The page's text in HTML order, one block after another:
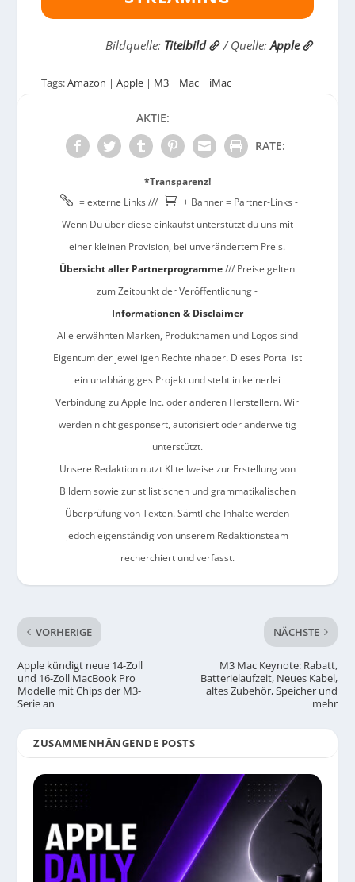
Bildquelle: Titelbild / Quelle:Apple
Tags:Amazon |Apple | M3 | Mac | iMac
AKTIE:
RATE:
*Transparenz!
 = externe Links ///  + Banner = Partner-Links -
Wenn Du über diese einkaufst unterstützt du uns mit
einer kleinen Provision, bei unverändertem Preis.
Übersicht aller Partnerprogramme/// Preise gelten
zum Zeitpunkt der Veröffentlichung -
Informationen & Disclaimer
Alle erwähnten Marken, Produktnamen und Logos sind
Eigentum der jeweiligen Rechteinhaber. Dieses Portal ist
ein unabhängiges Projekt und steht in keinerlei
Verbindung zu Apple Inc. oder anderen Herstellern. Wir
werden nicht gesponsert, autorisiert oder anderweitig
unterstützt.
Unsere Redaktion nutzt KI teilweise zur Erstellung von
Bildern sowie zur stilistischen und grammatikalischen
Überprüfung von Texten. Sämtliche Inhalte werden
jedoch eigenständig von unserem Redaktionsteam
recherchiert und verfasst.
VORHERIGE
Apple kündigt neue 14-Zoll
und 16-Zoll MacBook Pro
Modelle mit Chips der M3-
Serie an
NÄCHSTE
M3 Mac Keynote: Rabatt,
Batterielaufzeit, Neues Kabel,
altes Zubehör, Speicher und
mehr
ZUSAMMENHÄNGENDE POSTS